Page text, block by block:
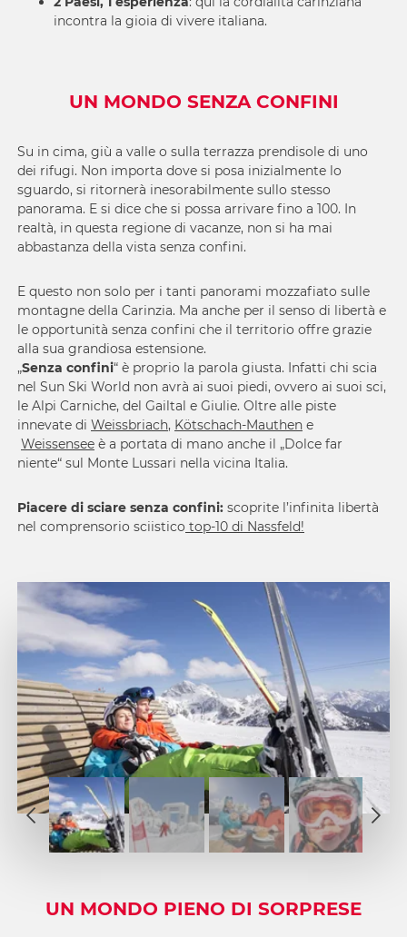
incontra la gioia di vivere italiana.
UN MONDO SENZA CONFINI
Su in cima, giù a valle o sulla terrazza prendisole di uno
dei rifugi. Non importa dove si posa inizialmente lo
sguardo, si ritornerà inesorabilmente sullo stesso
panorama. E si dice che si possa arrivare fino a 100. In
realtà, in questa regione di vacanze, non si ha mai
abbastanza della vista senza confini.
E questo non solo per i tanti panorami mozzafiato sulle
montagne della Carinzia. Ma anche per il senso di libertà e
le opportunità senza confini che il territorio offre grazie
alla sua grandiosa estensione.
„Senza confini“ è proprio la parola giusta. Infatti chi scia
nel Sun Ski World non avrà ai suoi piedi, ovvero ai suoi sci,
le Alpi Carniche, del Gailtal e Giulie. Oltre alle piste
innevate di Weissbriach, Kötschach-Mauthen e
Weissensee è a portata di mano anche il „Dolce far
niente“ sul Monte Lussari nella vicina Italia.
Piacere di sciare senza confini: scoprite l’infinita libertà
nel comprensorio sciistico top-10 di Nassfeld!
1
2
UN MONDO PIENO DI SORPRESE